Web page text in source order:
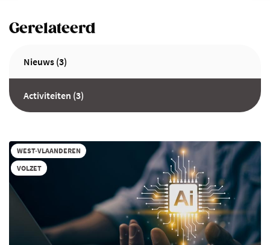
Gerelateerd
Nieuws (3)
Activiteiten (3)
WEST-VLAANDEREN
VOLZET